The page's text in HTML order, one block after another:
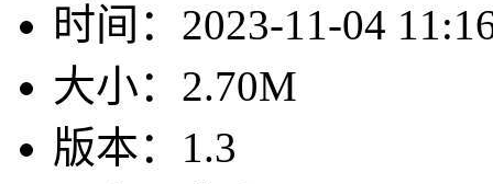
时间： 2023-11-04
大小： 2.70M
版本： 1.3